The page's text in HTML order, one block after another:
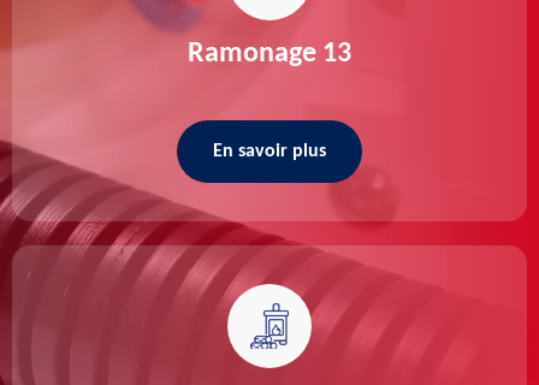
Ramonage 13
En savoir plus